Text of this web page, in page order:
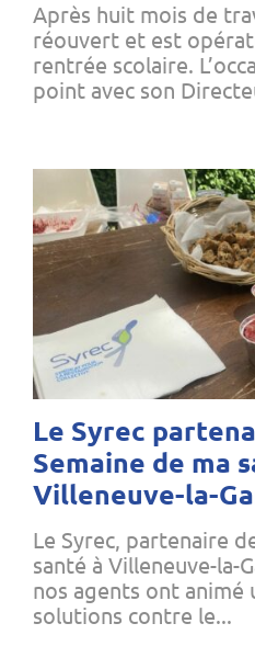
Après huit mois de
réouvert et est
rentrée scolaire.
point avec son
Le Syrec
Semaine de ma
Villeneuve-la-
Le Syrec, partenaire
santé à Villeneuve-la-
nos agents ont animé
solutions contre le...